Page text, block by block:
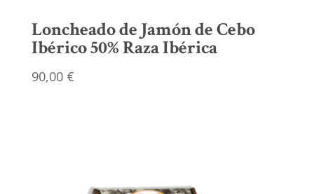
Loncheado de Jamón de Cebo
Ibérico 50% Raza Ibérica
90,00 €